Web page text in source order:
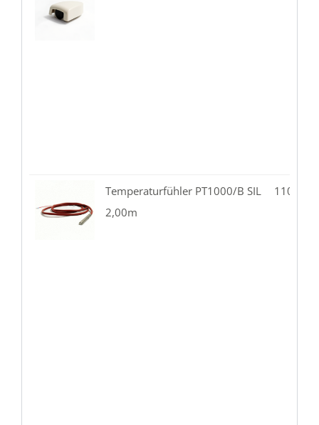
Temperaturfühler PT1000/B SIL
2,00m
110.02-